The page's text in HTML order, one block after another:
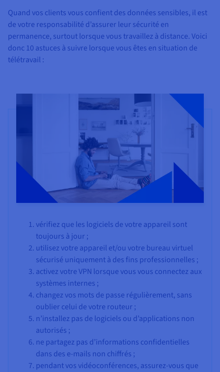
Quand vos clients vous confient des données sensibles, il est
de votre responsabilité d’assurer leur sécurité en
permanence, surtout lorsque vous travaillez à distance. Voici
donc 10 astuces à suivre lorsque vous êtes en situation de
télétravail :
vérifiez que les logiciels de votre appareil sont
toujours à jour ;
utilisez votre appareil et/ou votre bureau virtuel
sécurisé uniquement à des fins professionnelles ;
activez votre VPN lorsque vous vous connectez aux
systèmes internes ;
changez vos mots de passe régulièrement, sans
oublier celui de votre routeur ;
n’installez pas de logiciels ou d’applications non
autorisés ;
ne partagez pas d’informations confidentielles
dans des e-mails non chiffrés ;
pendant vos vidéoconférences, assurez-vous que